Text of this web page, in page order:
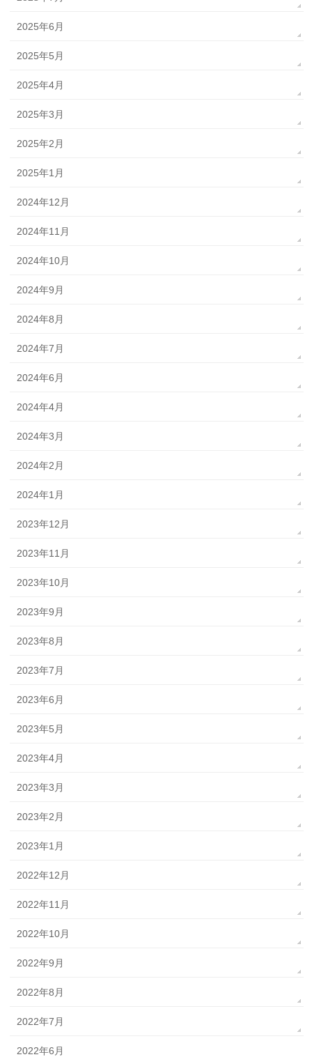
2025年6月
2025年5月
2025年4月
2025年3月
2025年2月
2025年1月
2024年12月
2024年11月
2024年10月
2024年9月
2024年8月
2024年7月
2024年6月
2024年4月
2024年3月
2024年2月
2024年1月
2023年12月
2023年11月
2023年10月
2023年9月
2023年8月
2023年7月
2023年6月
2023年5月
2023年4月
2023年3月
2023年2月
2023年1月
2022年12月
2022年11月
2022年10月
2022年9月
2022年8月
2022年7月
2022年6月